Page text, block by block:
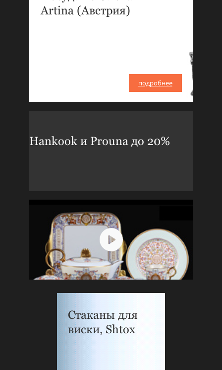
Artina (Австрия)
подробнее
Hankook и Prouna до 20%
Стаканы для
виски, Shtox